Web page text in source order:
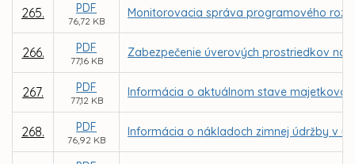
265. PDF
76,72 KB
Monitorovacia správa programového
266. PDF
77,16 KB
Zabezpečenie úverových prostriedkov na
267. PDF
77,12 KB
Informácia o aktuálnom stave
268. PDF
76,92 KB
Informácia o nákladoch zimnej údržby v